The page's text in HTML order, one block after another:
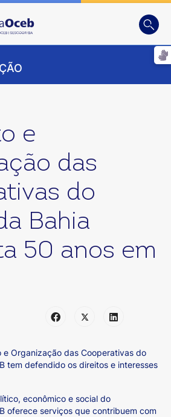
Busca
e
das
do
Bahia
50 anos em
e Organização das Cooperativas do
tem defendido os direitos e interesses
econômico e social do
oferece serviços que contribuem com